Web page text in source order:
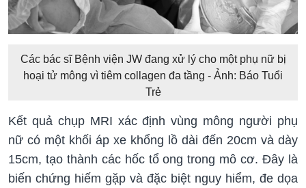
Các bác sĩ Bệnh viện JW đang xử lý cho một phụ nữ bị
hoại tử mông vì tiêm collagen đa tầng - Ảnh: Báo Tuổi
Trẻ
Kết quả chụp MRI xác định vùng mông người phụ
nữ có một khối áp xe khổng lồ dài đến 20cm và dày
15cm, tạo thành các hốc tổ ong trong mô cơ. Đây là
biến chứng hiếm gặp và đặc biệt nguy hiểm, đe dọa